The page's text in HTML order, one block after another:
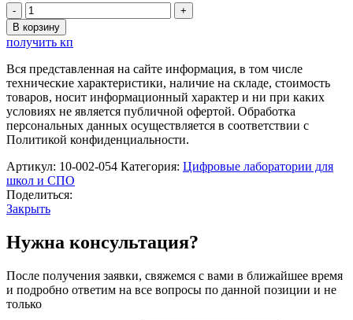
Количество
товара
Цифровая
лаборатория
РобикЛаб
по
Биологии
(стандартная)
В корзину
получить кп
Вся представленная на сайте информация, в том числе
технические характеристики, наличие на складе, стоимость
товаров, носит информационный характер и ни при каких
условиях не является публичной офертой. Обработка
персональных данных осуществляется в соответствии с
Политикой конфиденциальности.
Артикул: 10-002-054 Категория: Цифровые лаборатории для
школ и СПО
Поделиться:
Закрыть
Нужна консультация?
После получения заявки, свяжемся с вами в ближайшее время
и подробно ответим на все вопросы по данной позиции и не
только